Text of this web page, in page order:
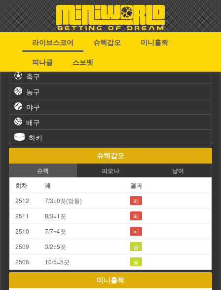
라이브스코어 슈렉갑오
미니홀짝
피나클
스보벳
축구
농구
야구
배구
하키
슈렉갑오
슈렉 피오나 냥이
회차 패 결과
2512 7/3=0끗(망통)
패
2511
8/3=1끗
패
2510
7/7=4끗
패
2509
3/2=5끗
승
2508
10/5=5끗 승
미니홀짝